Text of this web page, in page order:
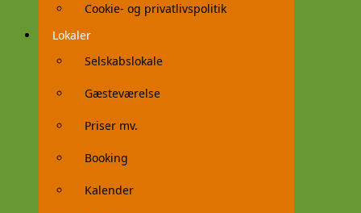
Cookie- og privatlivspolitik
Lokaler
Selskabslokale
Gæsteværelse
Priser mv.
Booking
Kalender